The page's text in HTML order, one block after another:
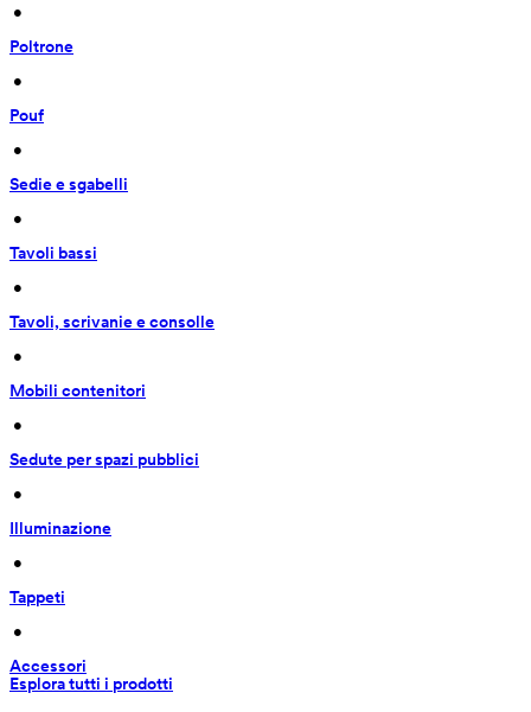
•
Poltrone
•
Pouf
•
Sedie e sgabelli
•
Tavoli bassi
•
Tavoli, scrivanie e consolle
•
Mobili contenitori
•
Sedute per spazi pubblici
•
Illuminazione
•
Tappeti
•
Accessori
Esplora tutti i prodotti